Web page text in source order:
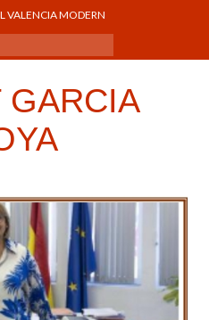
VALENCIA MODERN
GARCIA